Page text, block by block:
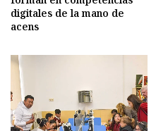
digitales de la mano de
acens